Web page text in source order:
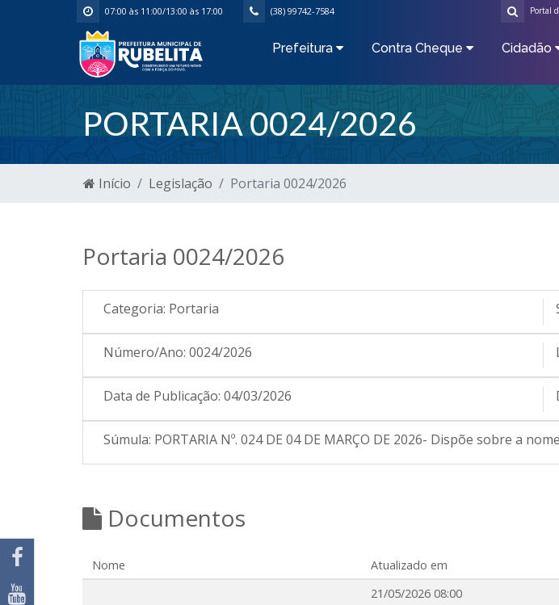
07:00 às 11:00/13:00 às 17:00 (38) 99742-7584 Portal
Prefeitura Contra Cheque Cidadão
PORTARIA 0024/2026
Início Legislação Portaria 0024/2026
Portaria 0024/2026
Categoria: Portaria
Número/Ano: 0024/2026
Data de Publicação: 04/03/2026
Súmula: PORTARIA Nº. 024 DE 04 DE MARÇO DE 2026- Dispõe sobre a
Documentos
Nome
Atualizado em
21/05/2026 08:00